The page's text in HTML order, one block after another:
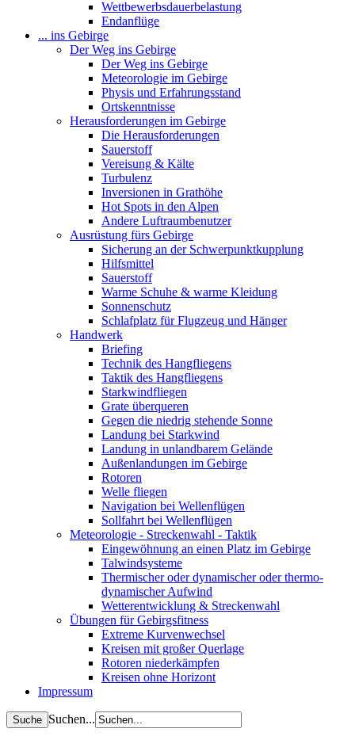
Wettbewerbsdauerbelastung
Endanflüge
... ins Gebirge
Der Weg ins Gebirge
Der Weg ins Gebirge
Meteorologie im Gebirge
Physis und Erfahrungsstand
Ortskenntnisse
Herausforderungen im Gebirge
Die Herausforderungen
Sauerstoff
Vereisung & Kälte
Turbulenz
Inversionen in Grathöhe
Hot Spots in den Alpen
Andere Luftraumbenutzer
Ausrüstung fürs Gebirge
Sicherung an der Schwerpunktkupplung
Hilfsmittel
Sauerstoff
Warme Schuhe & warme Kleidung
Sonnenschutz
Schlafplatz für Flugzeug und Hänger
Handwerk
Briefing
Technik des Hangfliegens
Taktik des Hangfliegens
Starkwindfliegen
Grate überqueren
Gegen die niedrig stehende Sonne
Landung bei Starkwind
Landung in unlandbarem Gelände
Außenlandungen im Gebirge
Rotoren
Welle fliegen
Navigation bei Wellenflügen
Sollfahrt bei Wellenflügen
Meteorologie - Streckenwahl - Taktik
Eingewöhnung an einen Platz im Gebirge
Talwindsysteme
Thermischer oder dynamischer oder thermo-
dynamischer Aufwind
Wetterentwicklung & Streckenwahl
Übungen für Gebirgsfitness
Extreme Kurvenwechsel
Kreisen mit großer Querlage
Rotoren niederkämpfen
Kreisen ohne Horizont
Impressum
Suchen...